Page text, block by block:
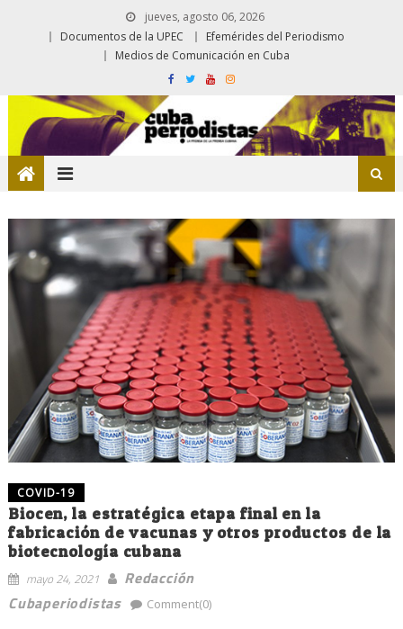
jueves, agosto 06, 2026
Documentos de la UPEC
Efemérides del Periodismo
Medios de Comunicación en Cuba
COVID-19
Biocen, la estratégica etapa final en la
fabricación de vacunas y otros productos de la
biotecnología cubana
mayo 24, 2021
Redacción
Cubaperiodistas
Comment(0)